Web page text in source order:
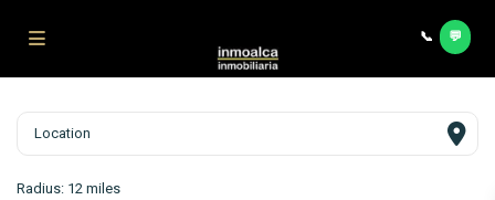
Radius: 12 miles
📞 💬